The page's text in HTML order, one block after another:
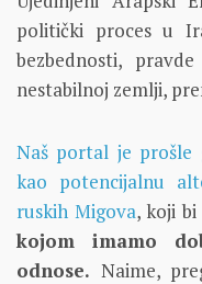
politički proces u
bezbednosti,
nestabilnoj zemlji,
Naš portal je prošle
kao potencijalnu
ruskih Migova, koji
kojom imamo
odnose. Naime,